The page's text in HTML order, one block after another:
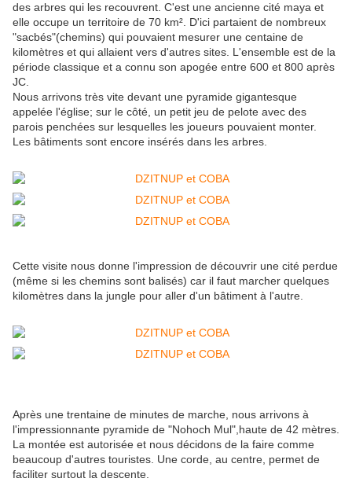
des arbres qui les recouvrent. C'est une ancienne cité maya et
elle occupe un territoire de 70 km². D'ici partaient de nombreux
"sacbés"(chemins) qui pouvaient mesurer une centaine de
kilomètres et qui allaient vers d'autres sites. L'ensemble est de la
période classique et a connu son apogée entre 600 et 800 après
JC.
Nous arrivons très vite devant une pyramide gigantesque
appelée l'église; sur le côté, un petit jeu de pelote avec des
parois penchées sur lesquelles les joueurs pouvaient monter.
Les bâtiments sont encore insérés dans les arbres.
Cette visite nous donne l'impression de découvrir une cité perdue
(même si les chemins sont balisés) car il faut marcher quelques
kilomètres dans la jungle pour aller d'un bâtiment à l'autre.
Après une trentaine de minutes de marche, nous arrivons à
l'impressionnante pyramide de "Nohoch Mul",haute de 42 mètres.
La montée est autorisée et nous décidons de la faire comme
beaucoup d'autres touristes. Une corde, au centre, permet de
faciliter surtout la descente.